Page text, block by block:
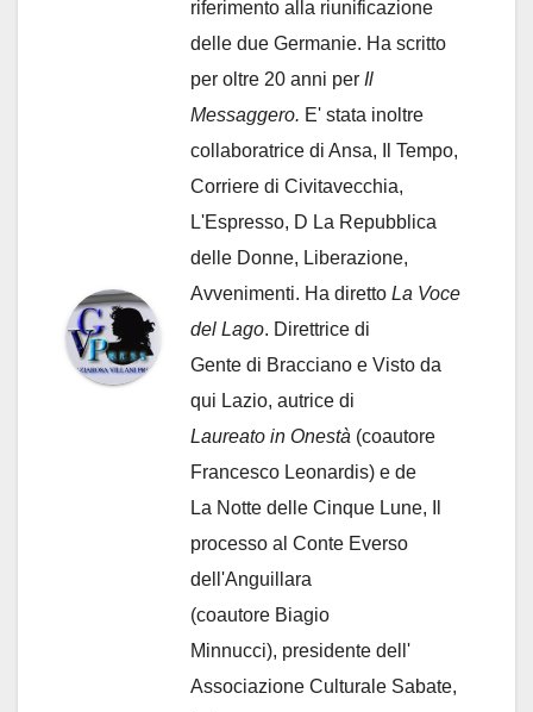
riferimento alla riunificazione
delle due Germanie. Ha scritto
per oltre 20 anni per Il
Messaggero. E' stata inoltre
collaboratrice di Ansa, Il Tempo,
Corriere di Civitavecchia,
L'Espresso, D La Repubblica
delle Donne, Liberazione,
Avvenimenti. Ha diretto La Voce
del Lago. Direttrice di
Gente di Bracciano e Visto da
qui Lazio, autrice di
Laureato in Onestà (coautore
Francesco Leonardis) e de
La Notte delle Cinque Lune, Il
processo al Conte Everso
dell'Anguillara
(coautore Biagio
Minnucci), presidente dell'
Associazione Culturale Sabate,